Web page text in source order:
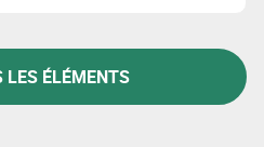
LES ÉLÉMENTS